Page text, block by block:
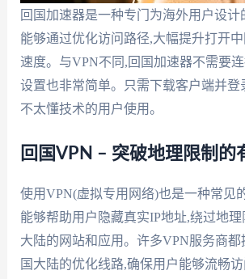
回国加速器是一种专门为海外用户设计
能够通过优化访问路径,大幅提升打开
速度。与VPN不同,回国加速器不需要
设置也非常简单。只需下载客户端并登
不太懂技术的用户使用。
回国VPN – 突破地理限制的
使用VPN(虚拟专用网络)也是一种常见
能够帮助用户隐藏真实IP地址,绕过地理
大陆的网站和应用。许多VPN服务商都
国大陆的优化线路,确保用户能够流畅